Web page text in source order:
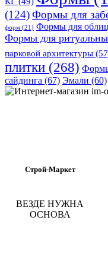
(124)Формы для
форм (21) Формы для
Формы для
парковой архитектуры
плитки (268)
сайдинга (67) Эмали (60)
Строй-Маркет
ВЕЗДЕ НУЖНА
ОСНОВА